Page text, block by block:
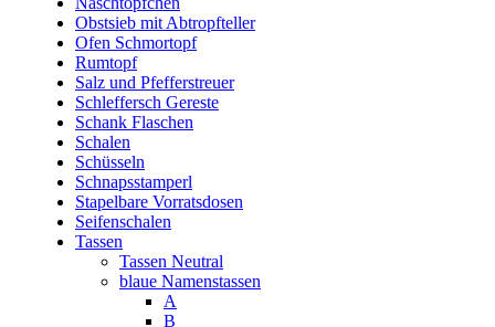
Obstsieb mit Abtropfteller
Ofen Schmortopf
Rumtopf
Salz und Pfefferstreuer
Schleffersch Gereste
Schank Flaschen
Schalen
Schüsseln
Schnapsstamperl
Stapelbare Vorratsdosen
Seifenschalen
Tassen
Tassen Neutral
blaue Namenstassen
A
B